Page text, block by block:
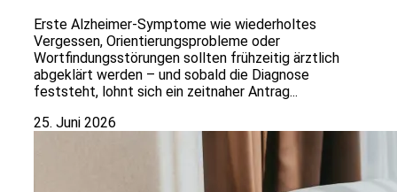
Erste Alzheimer-Symptome wie wiederholtes
Vergessen, Orientierungsprobleme oder
Wortfindungsstörungen sollten frühzeitig ärztlich
abgeklärt werden – und sobald die Diagnose
feststeht, lohnt sich ein zeitnaher Antrag...
25. Juni 2026